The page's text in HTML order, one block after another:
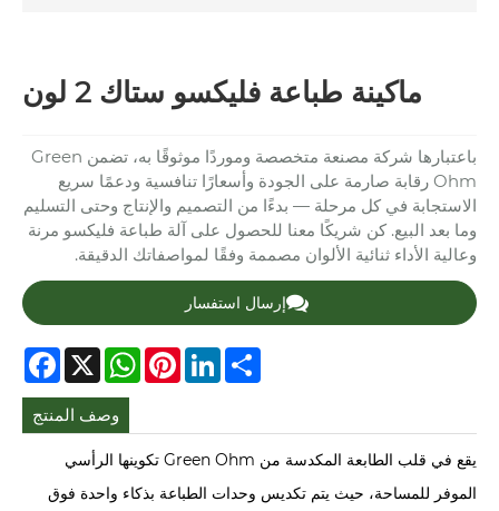
ماكينة طباعة فليكسو ستاك 2 لون
باعتبارها شركة مصنعة متخصصة وموردًا موثوقًا به، تضمن Green
Ohm رقابة صارمة على الجودة وأسعارًا تنافسية ودعمًا سريع
الاستجابة في كل مرحلة — بدءًا من التصميم والإنتاج وحتى التسليم
وما بعد البيع. كن شريكًا معنا للحصول على آلة طباعة فليكسو مرنة
وعالية الأداء ثنائية الألوان مصممة وفقًا لمواصفاتك الدقيقة.
إرسال استفسار
X
WhatsAppPinterestLinkedInShare
وصف المنتج
يقع في قلب الطابعة المكدسة من Green Ohm تكوينها الرأسي
الموفر للمساحة، حيث يتم تكديس وحدات الطباعة بذكاء واحدة فوق